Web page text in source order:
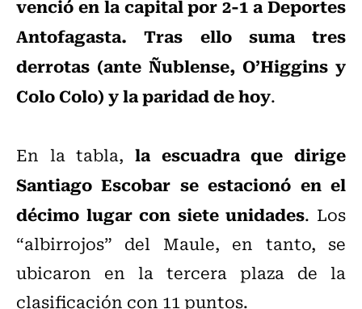
venció en la capital por 2-1 a Deportes
Antofagasta. Tras ello suma tres
derrotas (ante Ñublense, O’Higgins y
Colo Colo) y la paridad de hoy.
En la tabla, la escuadra que dirige
Santiago Escobar se estacionó en el
décimo lugar con siete unidades. Los
“albirrojos” del Maule, en tanto, se
ubicaron en la tercera plaza de la
clasificación con 11 puntos.